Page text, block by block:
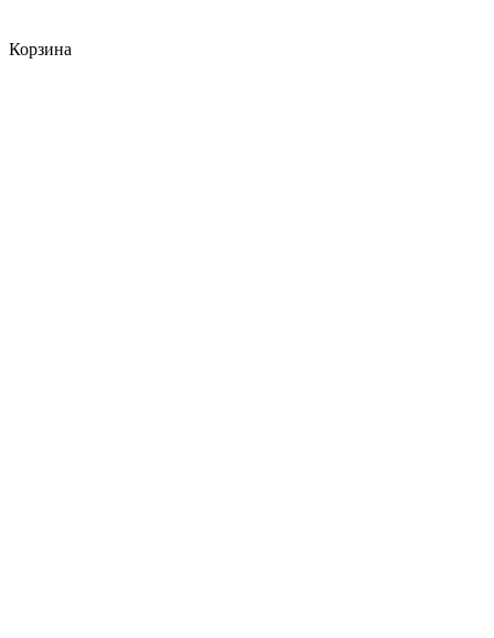
Корзина